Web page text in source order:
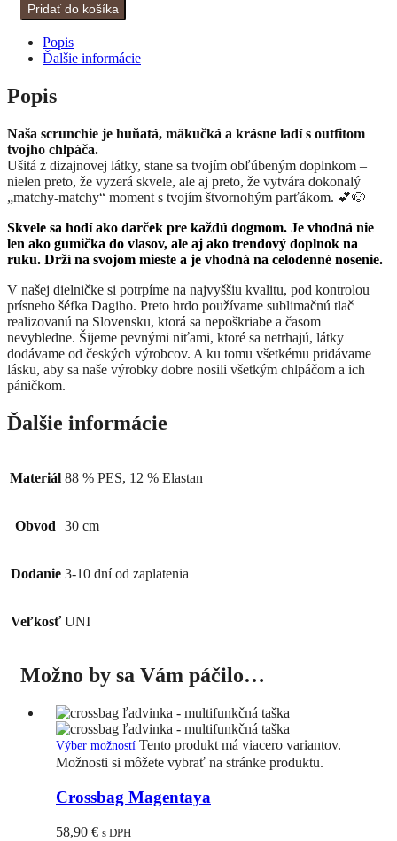
Pridať do košíka
Popis
Ďalšie informácie
Popis
Naša scrunchie je huňatá, mäkučká a krásne ladí s outfitom
tvojho chlpáča.
Ušitá z dizajnovej látky, stane sa tvojím obľúbeným doplnkom –
nielen preto, že vyzerá skvele, ale aj preto, že vytvára dokonalý
„matchy-matchy“ moment s tvojím štvornohým parťákom. 💕🐶
Skvele sa hodí ako darček pre každú dogmom. Je vhodná nie
len ako gumička do vlasov, ale aj ako trendový doplnok na
ruku. Drží na svojom mieste a je vhodná na celodenné nosenie.
V našej dielničke si potrpíme na najvyššiu kvalitu, pod kontrolou
prísneho šéfka Dagiho. Preto hrdo používame sublimačnú tlač
realizovanú na Slovensku, ktorá sa nepoškriabe a časom
nevybledne. Šijeme pevnými niťami, ktoré sa netrhajú, látky
dodávame od českých výrobcov. A ku tomu všetkému pridávame
lásku, aby sa naše výrobky dobre nosili všetkým chlpáčom a ich
páničkom.
Ďalšie informácie
Materiál 88 % PES, 12 % Elastan
Obvod 30 cm
Dodanie 3-10 dní od zaplatenia
Veľkosť UNI
Možno by sa Vám páčilo…
Výber možností Tento produkt má viacero variantov.
Možnosti si môžete vybrať na stránke produktu.
Crossbag Magentaya
58,90 € s DPH